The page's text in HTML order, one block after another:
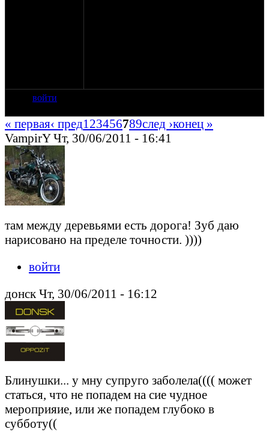
войти
« первая‹ пред1 23456789след ›конец »
VampirY Чт, 30/06/2011 - 16:41
там между деревьями есть дорога! Зуб даю
нарисовано на пределе точности. ))))
войти
донск Чт, 30/06/2011 - 16:12
Блинушки... у мну супруго заболела(((( может
статься, что не попадем на сие чудное
мероприяие, или же попадем глубоко в
субботу((